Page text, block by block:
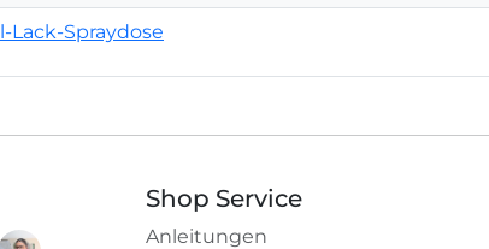
Lack-Spraydose
Shop Service
Anleitungen